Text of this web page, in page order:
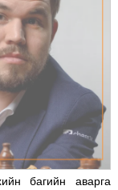
багийн аварга